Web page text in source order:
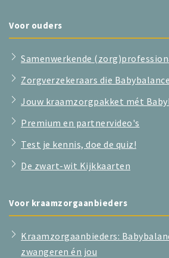
Voor ouders
Samenwerkende
Zorgverzekeraars die
Jouw kraamzorgpakket mét
Premium en partnervideo's
Test je kennis, doe de quiz!
De zwart-wit Kijkkaarten
Voor kraamzorgaanbieders
Kraamzorgaanbieders:
zwangeren én jou